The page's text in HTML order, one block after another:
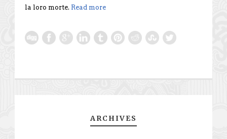
la loro morte. Read more
ARCHIVES